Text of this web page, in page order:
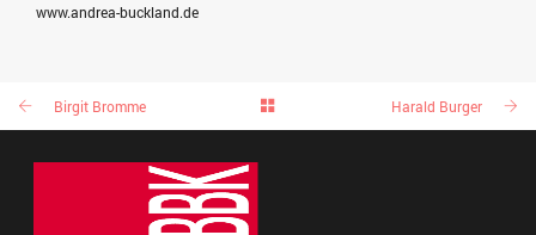
www.andrea-buckland.de
Birgit Bromme Harald Burger